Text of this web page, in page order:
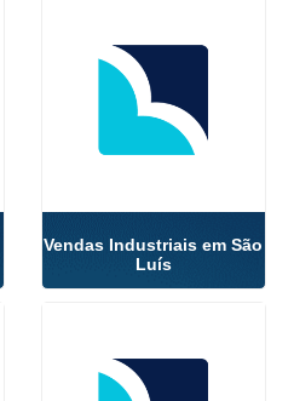
Vendas Industriais em São
Luís